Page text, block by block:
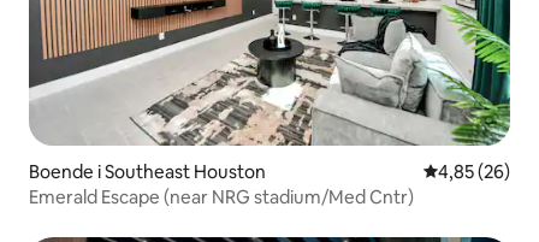
Boende i Southeast Houston 4,85 av 5 i
4,85 (26)
Emerald Escape (near NRG stadium/Med Cntr)